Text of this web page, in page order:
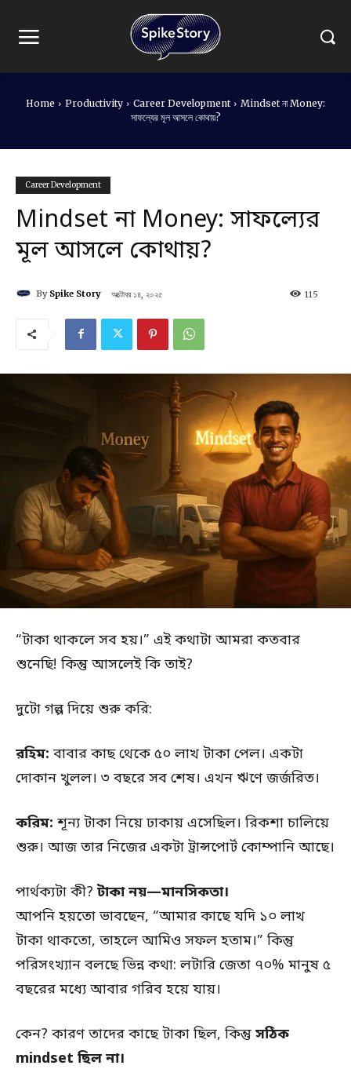
Home Productivity Career Development
Mindset না Money:
সাফল্যের মূল আসলে কোথায়?
Career Development
Mindset না Money: সাফল্যের
মূল আসলে কোথায়?
By Spike Story অক্টোবর ১৪, ২০২৫ 115
“টাকা থাকলে সব হয়।” এই কথাটা আমরা কতবার
শুনেছি! কিন্তু আসলেই কি তাই?
দুটো গল্প দিয়ে শুরু করি:
রহিম: বাবার কাছ থেকে ৫০ লাখ টাকা পেল। একটা
দোকান খুলল। ৩ বছরে সব শেষ। এখন ঋণে জর্জরিত।
করিম: শূন্য টাকা নিয়ে ঢাকায় এসেছিল। রিকশা চালিয়ে
শুরু। আজ তার নিজের একটা ট্রান্সপোর্ট কোম্পানি আছে।
পার্থক্যটা কী? টাকা নয়—মানসিকতা।
আপনি হয়তো ভাবছেন, “আমার কাছে যদি ১০ লাখ
টাকা থাকতো, তাহলে আমিও সফল হতাম।” কিন্তু
পরিসংখ্যান বলছে ভিন্ন কথা: লটারি জেতা ৭০% মানুষ ৫
বছরের মধ্যে আবার গরিব হয়ে যায়।
কেন? কারণ তাদের কাছে টাকা ছিল, কিন্তু সঠিক
mindset ছিল না।